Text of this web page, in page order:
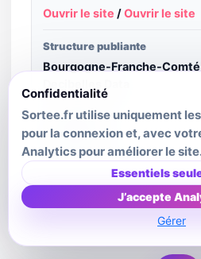
Ouvrir le site /Ouvrir le site
Structure publiante
Bourgogne-Franche-
Crédit image
ICI MEDIA 71
Dernière mise à jour source
2026-06-
Confidentialité
Sortee.fr utilise uniquement
pour la connexion et, avec
Analytics pour améliorer le
Essentiels
J’accepte
Gérer